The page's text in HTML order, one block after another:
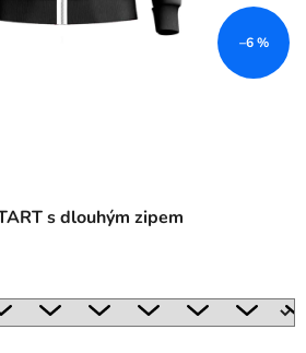
s dlouhým zipem
–6 %